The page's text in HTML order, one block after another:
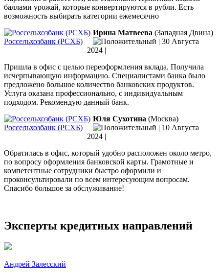
баллами урожай, которые конвертируются в рубли. Есть
возможность выбирать категории ежемесячно
Россельхозбанк (РСХБ)
Ирина Матвеева (Западная Двина)
| 30 Августа
2024 |
Пришла в офис с целью переоформления вклада. Получила
исчерпывающую информацию. Специалистами банка было
предложено большое количество банковских продуктов.
Услуга оказана профессионально, с индивидуальным
подходом. Рекомендую данный банк.
Россельхозбанк (РСХБ)
Юля Сухотина (Москва)
| 10 Августа
2024 |
Обратилась в офис, который удобно расположен около метро,
по вопросу оформления банковской карты. Грамотные и
компетентные сотрудники быстро оформили и
проконсультировали по всем интересующим вопросам.
Спасибо большое за обслуживание!
Эксперты кредитных направлений
Андрей Залесский